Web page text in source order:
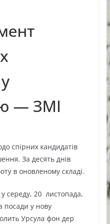
— ЗМІ
спірних кандидатів
За десять днів
в оновленому складі.
середу, 20 листопада,
посади у нову
Урсула фон дер